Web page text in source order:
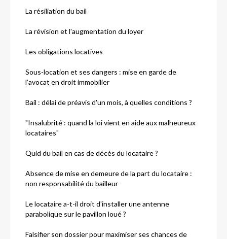
La résiliation du bail
La révision et l'augmentation du loyer
Les obligations locatives
Sous-location et ses dangers : mise en garde de
l’avocat en droit immobilier
Bail : délai de préavis d'un mois, à quelles conditions ?
"Insalubrité : quand la loi vient en aide aux malheureux
locataires"
Quid du bail en cas de décès du locataire ?
Absence de mise en demeure de la part du locataire :
non responsabilité du bailleur
Le locataire a-t-il droit d'installer une antenne
parabolique sur le pavillon loué ?
Falsifier son dossier pour maximiser ses chances de